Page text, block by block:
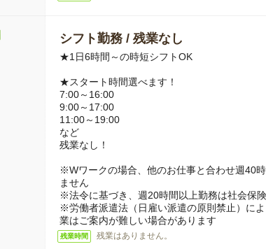
シフト勤務 / 残業なし
★1日6時間～の時短シフトOK
★スタート時間選べます！
7:00～16:00
9:00～17:00
11:00～19:00
など
残業なし！
※Wワークの場合、他のお仕事と合わせ週40
ません
※法令に基づき、週20時間以上勤務は社会保
※労働者派遣法（日雇い派遣の原則禁止）に
業はご案内が難しい場合があります
残業時間 残業はありません。